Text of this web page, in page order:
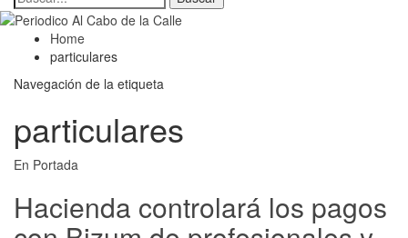
Home
particulares
Navegación de la etiqueta
particulares
En Portada
Hacienda controlará los pagos